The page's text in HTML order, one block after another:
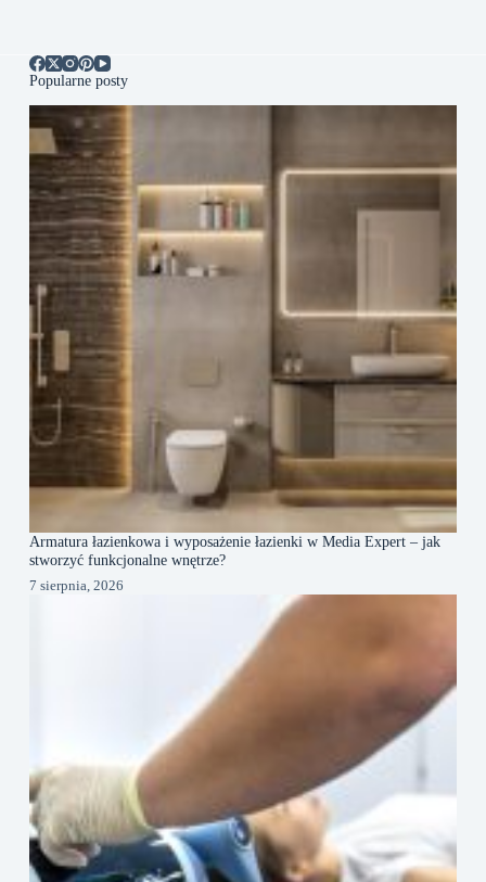
Popularne posty
Armatura łazienkowa i wyposażenie łazienki w Media Expert – jak
stworzyć funkcjonalne wnętrze?
7 sierpnia, 2026